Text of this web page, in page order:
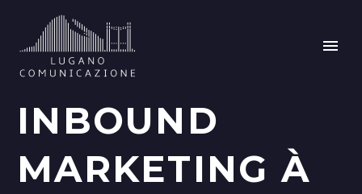
INBOUND
MARKETING À